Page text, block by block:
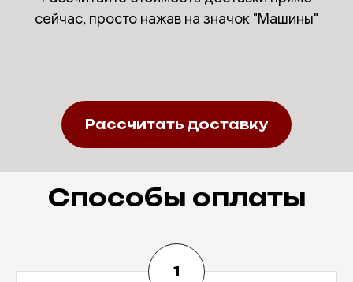
сейчас, просто нажав на значок "Машины"
Рассчитать доставку
Способы оплаты